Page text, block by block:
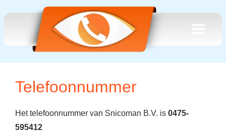
Telefoonnummer
Het telefoonnummer van Snicoman B.V. is 0475-
595412